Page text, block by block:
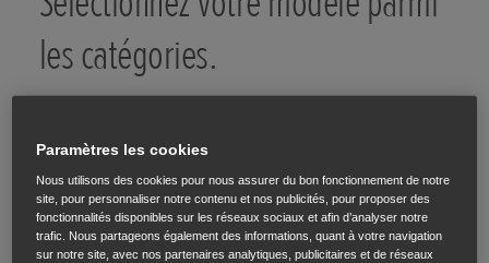
les catégories.
Choix de la
catégorie
Choix du
modèle
Vos
coordonnées
Paramètres les cookies
Nous utilisons des cookies pour nous assurer du bon fonctionnement de notre
site, pour personnaliser notre contenu et nos publicités, pour proposer des
fonctionnalités disponibles sur les réseaux sociaux et afin d’analyser notre
trafic. Nous partageons également des informations, quant à votre navigation
sur notre site, avec nos partenaires analytiques, publicitaires et de réseaux